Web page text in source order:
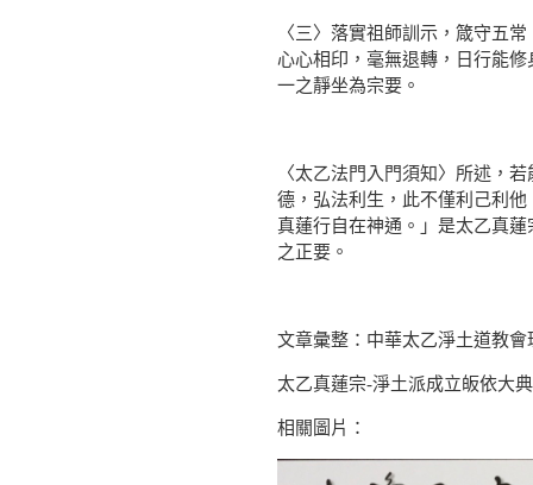
〈三〉落實祖師訓示，箴守五
心心相印，毫無退轉，日行能
一之靜坐為宗要。
〈太乙法門入門須知〉所述，
德，弘法利生，此不僅利己利
真蓮行自在神通。」是太乙真
之正要。
文章彙整：中華太乙淨土道教會
太乙真蓮宗-淨土派成立皈依大
相關圖片：